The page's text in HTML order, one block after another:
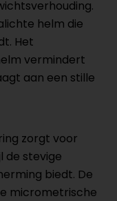
helm die
Het
vermindert
aan een stille
zorgt voor
de stevige
biedt. De
micrometrische